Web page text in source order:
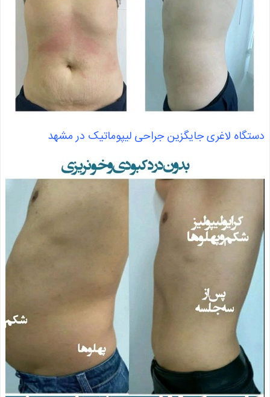
دستگاه لاغری جایگزین جراحی لیپوماتیک در مشهد